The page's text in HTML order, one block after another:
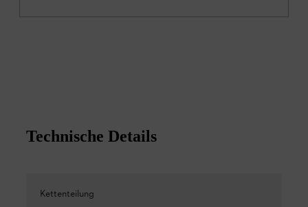
Technische Details
Kettenteilung